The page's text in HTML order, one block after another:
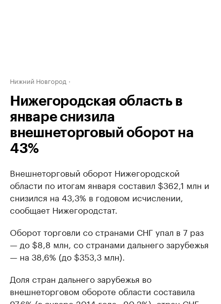
Нижний Новгород
Нижегородская область в
январе снизила
внешнеторговый оборот на
43%
Внешнеторговый оборот Нижегородской
области по итогам января составил $362,1 млн и
снизился на 43,3% в годовом исчислении,
сообщает Нижегородстат.
Оборот торговли со странами СНГ упал в 7 раз
— до $8,8 млн, со странами дальнего зарубежья
— на 38,6% (до $353,3 млн).
Доля стран дальнего зарубежья во
внешнеторговом обороте области составила